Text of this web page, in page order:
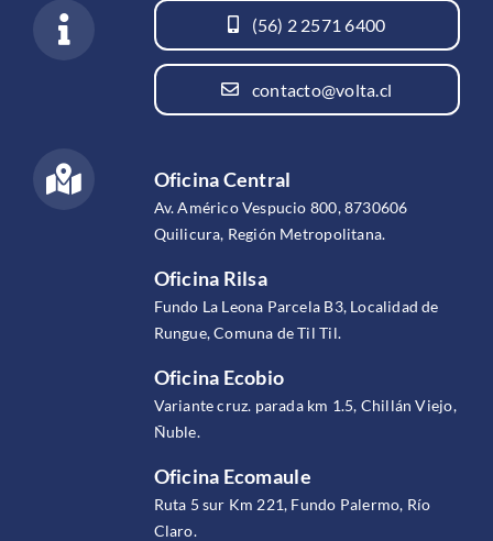
(56) 2 2571 6400
contacto@volta.cl
Oficina Central
Av. Américo Vespucio 800, 8730606
Quilicura, Región Metropolitana.
Oficina Rilsa
Fundo La Leona Parcela B3, Localidad de
Rungue, Comuna de Til Til.
Oficina Ecobio
Variante cruz. parada km 1.5, Chillán Viejo,
Ñuble.
Oficina Ecomaule
Ruta 5 sur Km 221, Fundo Palermo, Río
Claro.